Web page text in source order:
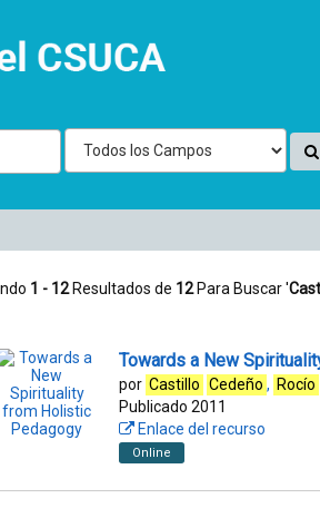
1 - 12Resultados de 12Para Buscar '
Towards a New
por Castillo Cedeño , Rocío
Publicado 2011
Enlace del recurso
Online